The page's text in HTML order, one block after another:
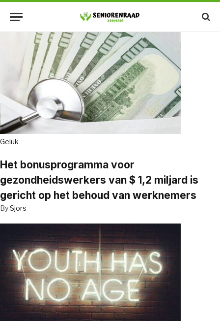
Geluk
Het bonusprogramma voor
gezondheidswerkers van $ 1,2 miljard is
gericht op het behoud van werknemers
BySjors